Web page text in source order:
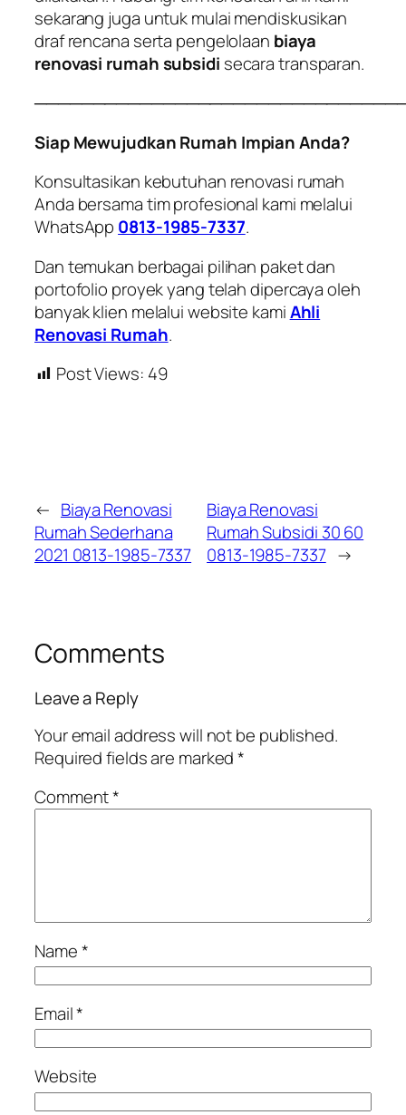
sekarang juga untuk mulai mendiskusikan
draf rencana serta pengelolaan biaya
renovasi rumah subsidi secara transparan.
Siap Mewujudkan Rumah Impian Anda?
Konsultasikan kebutuhan renovasi rumah
Anda bersama tim profesional kami melalui
WhatsApp 0813-1985-7337.
Dan temukan berbagai pilihan paket dan
portofolio proyek yang telah dipercaya oleh
banyak klien melalui website kamiAhli
Renovasi Rumah.
Post Views: 49
← Biaya Renovasi
Rumah Sederhana
2021 0813-1985-7337
Biaya Renovasi
Rumah Subsidi 30 60
0813-1985-7337 →
Comments
Leave a Reply
Your email address will not be published.
Required fields are marked*
Comment*
Name*
Email*
Website